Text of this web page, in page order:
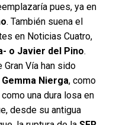
pues, ya en
. También suena el
en Noticias Cuatro,
o Javier del Pino.
Vía han sido
Gemma Nierga, como
una dura losa en
desde su antigua